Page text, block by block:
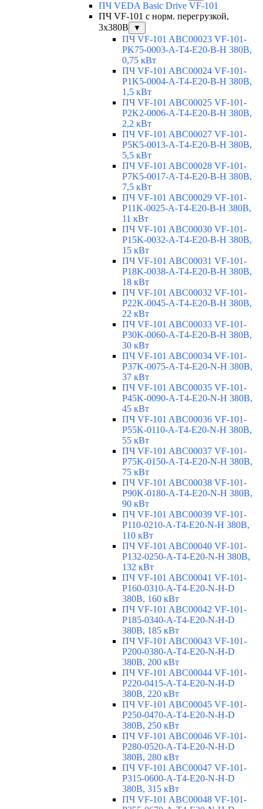
ПЧ VEDA Basic Drive VF-101
ПЧ VF-101 с норм. перегрузкой,
3х380В
▼
ПЧ VF-101 ABC00023 VF-101-
PK75-0003-A-T4-E20-B-H 380В,
0,75 кВт
ПЧ VF-101 ABC00024 VF-101-
P1K5-0004-A-T4-E20-B-H 380В,
1,5 кВт
ПЧ VF-101 ABC00025 VF-101-
P2K2-0006-A-T4-E20-B-H 380В,
2,2 кВт
ПЧ VF-101 ABC00027 VF-101-
P5K5-0013-A-T4-E20-B-H 380В,
5,5 кВт
ПЧ VF-101 ABC00028 VF-101-
P7K5-0017-A-T4-E20-B-H 380В,
7,5 кВт
ПЧ VF-101 ABC00029 VF-101-
P11K-0025-A-T4-E20-B-H 380В,
11 кВт
ПЧ VF-101 ABC00030 VF-101-
P15K-0032-A-T4-E20-B-H 380В,
15 кВт
ПЧ VF-101 ABC00031 VF-101-
P18K-0038-A-T4-E20-B-H 380В,
18 кВт
ПЧ VF-101 ABC00032 VF-101-
P22K-0045-A-T4-E20-B-H 380В,
22 кВт
ПЧ VF-101 ABC00033 VF-101-
P30K-0060-A-T4-E20-B-H 380В,
30 кВт
ПЧ VF-101 ABC00034 VF-101-
P37K-0075-A-T4-E20-N-H 380В,
37 кВт
ПЧ VF-101 ABC00035 VF-101-
P45K-0090-A-T4-E20-N-H 380В,
45 кВт
ПЧ VF-101 ABC00036 VF-101-
P55K-0110-A-T4-E20-N-H 380В,
55 кВт
ПЧ VF-101 ABC00037 VF-101-
P75K-0150-A-T4-E20-N-H 380В,
75 кВт
ПЧ VF-101 ABC00038 VF-101-
P90K-0180-A-T4-E20-N-H 380В,
90 кВт
ПЧ VF-101 ABC00039 VF-101-
P110-0210-A-T4-E20-N-H 380В,
110 кВт
ПЧ VF-101 ABC00040 VF-101-
P132-0250-A-T4-E20-N-H 380В,
132 кВт
ПЧ VF-101 ABC00041 VF-101-
P160-0310-A-T4-E20-N-H-D
380В, 160 кВт
ПЧ VF-101 ABC00042 VF-101-
P185-0340-A-T4-E20-N-H-D
380В, 185 кВт
ПЧ VF-101 ABC00043 VF-101-
P200-0380-A-T4-E20-N-H-D
380В, 200 кВт
ПЧ VF-101 ABC00044 VF-101-
P220-0415-A-T4-E20-N-H-D
380В, 220 кВт
ПЧ VF-101 ABC00045 VF-101-
P250-0470-A-T4-E20-N-H-D
380В, 250 кВт
ПЧ VF-101 ABC00046 VF-101-
P280-0520-A-T4-E20-N-H-D
380В, 280 кВт
ПЧ VF-101 ABC00047 VF-101-
P315-0600-A-T4-E20-N-H-D
380В, 315 кВт
ПЧ VF-101 ABC00048 VF-101-